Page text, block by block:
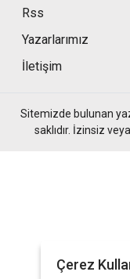
Rss
Yazarlarımız
İletişim
Sitemizde bulunan
saklıdır. İzinsiz
Çerez